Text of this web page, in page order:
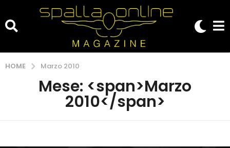
HOME Marzo 2010
Mese: <span>Marzo
2010</span>